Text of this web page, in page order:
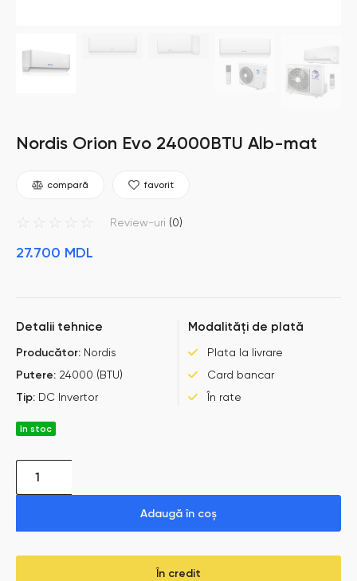
Nordis Orion Evo 24000BTU Alb-mat
compară favorit
☆ ☆ ☆ ☆ ☆ Review-uri (0)
27.700 MDL
Detalii tehnice
Producător: Nordis
Putere: 24000 (BTU)
Tip: DC Invertor
Modalități de plată
Plata la livrare
Card bancar
În rate
în stoc
Adaugă în coș
În credit